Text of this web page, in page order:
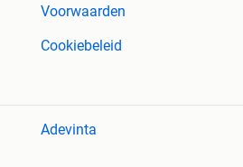
Voorwaarden
Cookiebeleid
Adevinta